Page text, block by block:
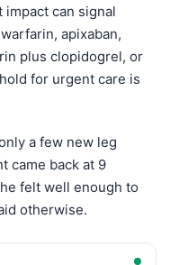
can signal
apixaban,
plus clopidogrel, or
for urgent care is
a few new leg
came back at 9
felt well enough to
otherwise.